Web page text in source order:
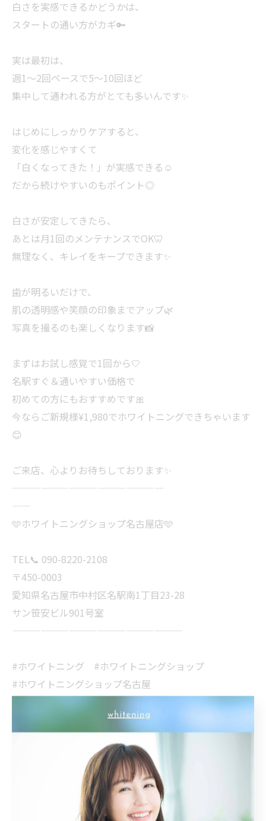
白さを実感できるかどうかは、
スタートの通い方がカギ🔑
実は最初は、
週1〜2回ペースで5〜10回ほど
集中して通われる方がとても多いんです✨
はじめにしっかりケアすると、
変化を感じやすくて
「白くなってきた！」が実感できる☺️
だから続けやすいのもポイント◎
白さが安定してきたら、
あとは月1回のメンテナンスでOK🦷
無理なく、キレイをキープできます✨
歯が明るいだけで、
肌の透明感や笑顔の印象までアップ🌿
写真を撮るのも楽しくなります📸
まずはお試し感覚で1回から🤍
名駅すぐ＆通いやすい価格で
初めての方にもおすすめです🎀
今ならご新規様¥1,980でホワイトニングできちゃいます
😊
ご来店、心よりお待ちしております✨
🩵ホワイトニングショップ名古屋店🩵
TEL📞 090-8220-2108
〒450-0003
愛知県名古屋市中村区名駅南1丁目23-28
サン笹安ビル901号室
#ホワイトニング #ホワイトニングショップ
#ホワイトニングショップ名古屋
#名古屋ホワイトニング #whitening
#whiteningshop名古屋 #美容 #愛知
#名古屋 #名古屋駅 #美意識 #専門店
#ホワイトニング専門店 #オーラルケア
#歯科医師提携 #安心安全 #笑顔
#イメチェン #印象UP #美男 #美女